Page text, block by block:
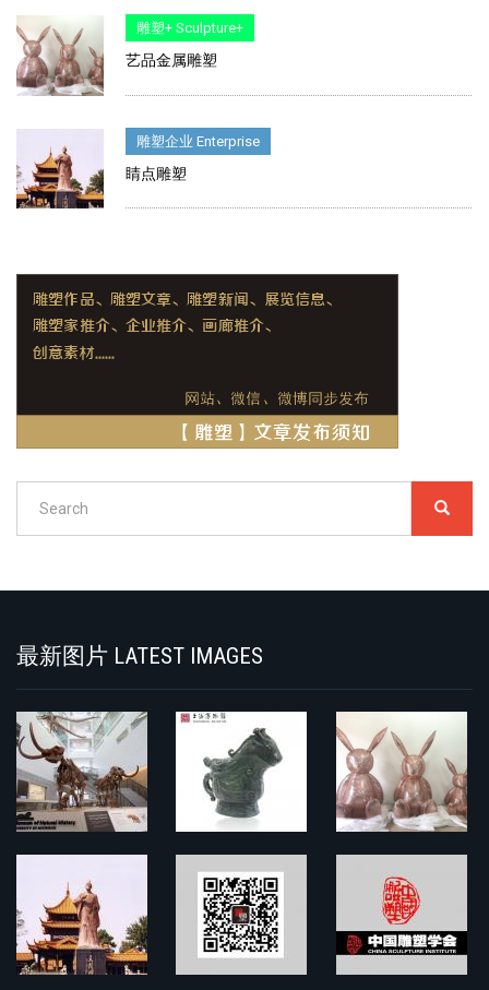
雕塑+ Sculpture+
艺品金属雕塑
雕塑企业 Enterprise
睛点雕塑
最新图片 LATEST IMAGES